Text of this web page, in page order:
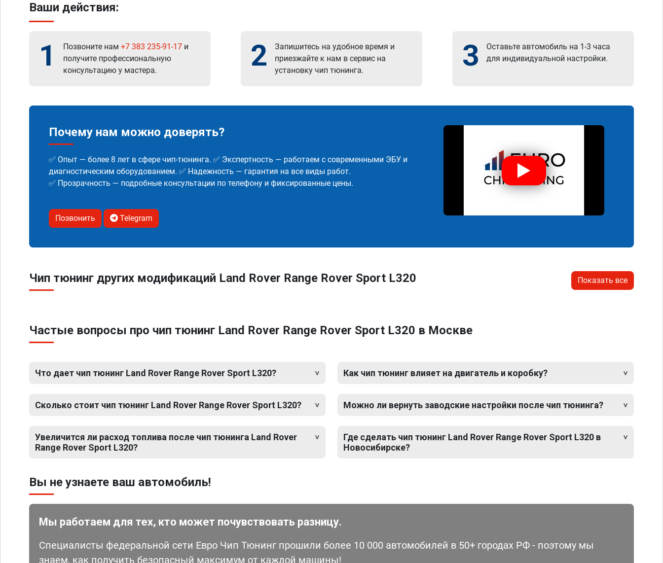
Ваши действия:
1 Позвоните нам +7 383 235-91-17 и
получите профессиональную
консультацию у мастера.
2
Запишитесь на удобное время и
приезжайте к нам в сервис на
установку чип тюнинга.
3
Оставьте автомобиль на 1-3 часа
для индивидуальной настройки.
Почему нам можно доверять?
✅ Опыт — более 8 лет в сфере чип-тюнинга. ✅ Экспертность — работаем с современными ЭБУ и
диагностическим оборудованием. ✅ Надежность — гарантия на все виды работ.
✅ Прозрачность — подробные консультации по телефону и фиксированные цены.
Позвонить Telegram
Чип тюнинг других модификаций Land Rover Range Rover Sport L320 Показать все
Частые вопросы про чип тюнинг Land Rover Range Rover Sport L320 в Москве
Что дает чип тюнинг Land Rover Range Rover Sport L320?
Сколько стоит чип тюнинг Land Rover Range Rover Sport L320?
Увеличится ли расход топлива после чип тюнинга Land Rover
Range Rover Sport L320?
Как чип тюнинг влияет на двигатель и коробку?
Можно ли вернуть заводские настройки после чип тюнинга?
Где сделать чип тюнинг Land Rover Range Rover Sport L320 в
Новосибирске?
Вы не узнаете ваш автомобиль!
Мы работаем для тех, кто может почувствовать разницу.
Специалисты федеральной сети Евро Чип Тюнинг прошили более 10 000 автомобилей в 50+ городах РФ - поэтому мы
знаем, как получить безопасный максимум от каждой машины!